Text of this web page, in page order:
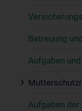
Betreuung
Aufgaben
Aufgaben der